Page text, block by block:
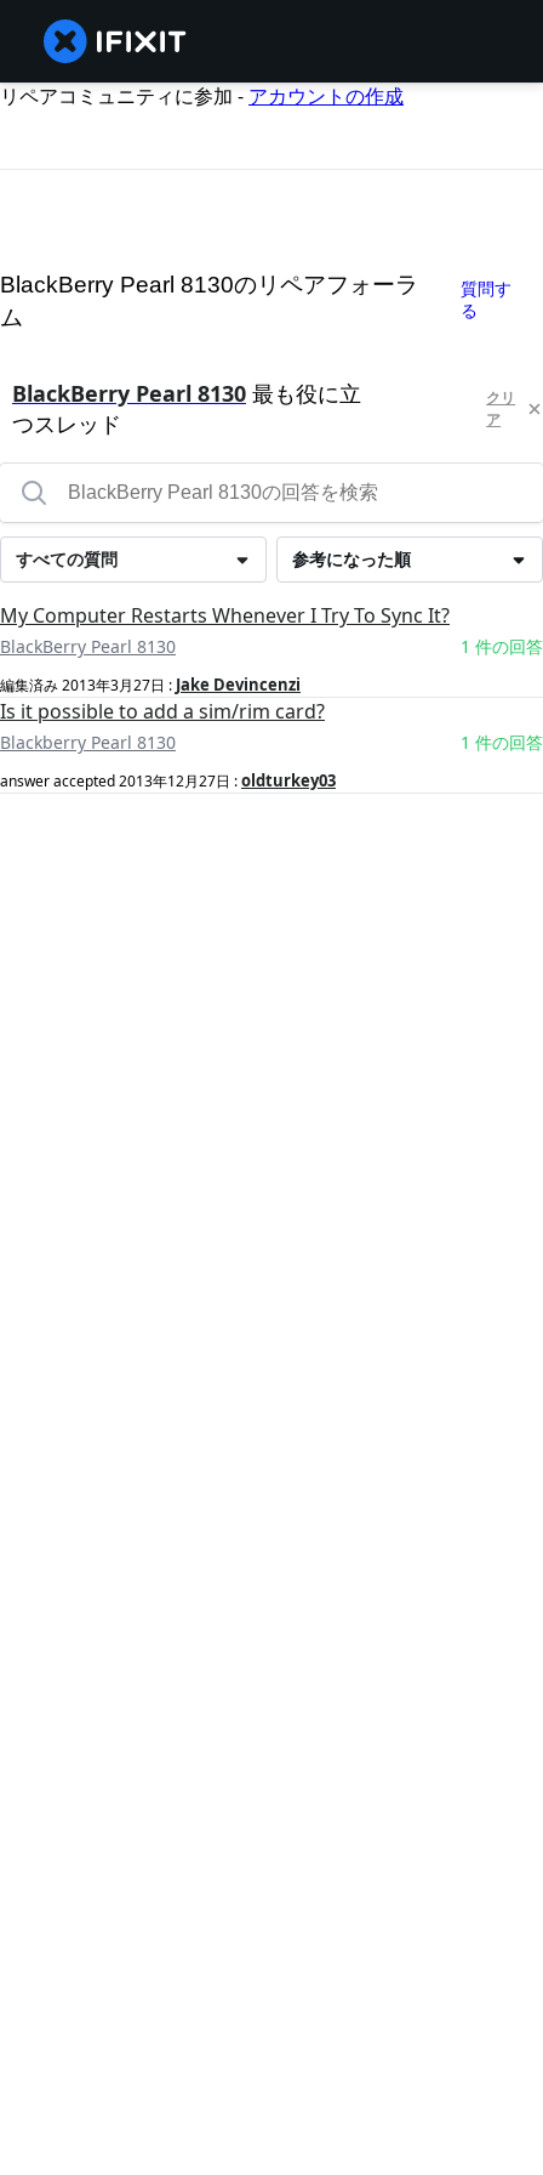
リペアコミュニティに参加 - アカウントの作成
BlackBerry Pearl 8130のリペアフォーラ
ム
質問す
る
BlackBerry Pearl 8130 最も役に立
つスレッド
クリ
ア
参考になった順
すべての質問
My Computer Restarts Whenever I Try To Sync It?
BlackBerry Pearl 8130 1 件の回答
編集済み2013年3月27日 : Jake Devincenzi
Is it possible to add a sim/rim card?
Blackberry Pearl 8130 1 件の回答
answer accepted2013年12月27日 :oldturkey03